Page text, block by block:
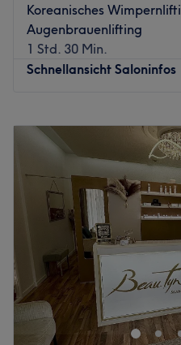
Koreanisches
Augenbrauenlifting
1 Std. 30 Min.
Schnellansicht Saloninfos
Dienstag
Mittwoch
Donnerstag
Freitag
Samstag
Sonntag
Mais Lumière Esthetic
ist
in Graz für exklusive
Hautpflege und
Fokus liegt auf sichtbaren